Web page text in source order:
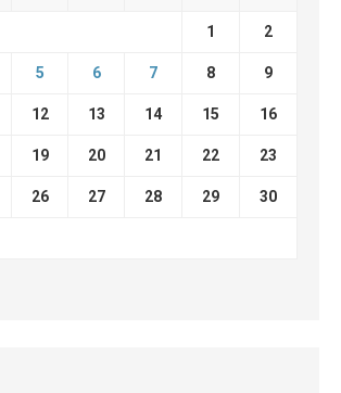
1 2
5 6 7 8 9
12 13 14 15 16
19 20 21 22 23
26 27 28 29 30